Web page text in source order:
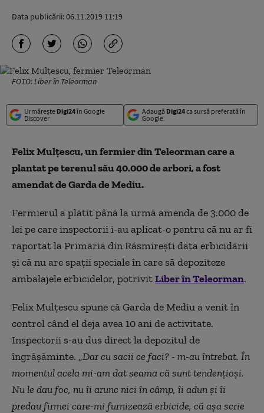
Data publicării:06.11.2019 11:19
FOTO: Liber în Teleorman
Urmărește Digi24în Google
Discover
Adaugă Digi24ca sursă preferată în
Google
Felix Mulțescu, un fermier din Teleorman care a
plantat pe terenul său 40.000 de arbori, a fost
amendat de Garda de Mediu.
Fermierul a plătit până la urmă amenda de 3.000 de
lei pe care inspectorii i-au aplicat-o pentru că nu ar fi
raportat la Primăria din Răsmirești data erbicidării
și că nu are spații speciale în care să depoziteze
ambalajele erbicidelor, potrivitLiber în Teleorman.
Felix Mulțescu spune că Garda de Mediu a venit în
control când el deja avea 10 ani de activitate.
Inspectorii s-au dus direct la depozitul de
îngrășăminte. „Dar cu sacii ce faci? - m-au întrebat. În
momentul acela mi-am dat seama că sunt tendenţioşi.
Nu le dau foc, nu îi arunc nici în câmp, îi adun şi îi
predau firmei care-mi furnizează erbicide, că aşa scrie